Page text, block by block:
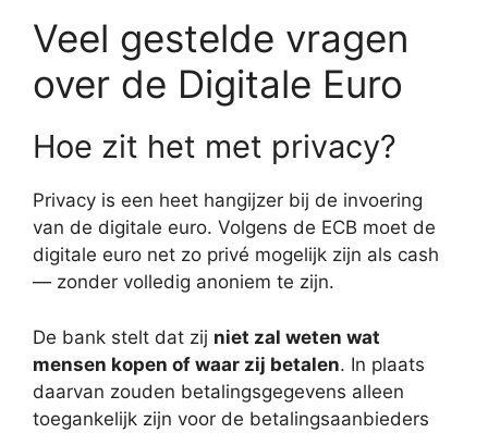
Veel gestelde vragen
over de Digitale Euro
Hoe zit het met privacy?
Privacy is een heet hangijzer bij de invoering
van de digitale euro. Volgens de ECB moet de
digitale euro net zo privé mogelijk zijn als cash
— zonder volledig anoniem te zijn.
De bank stelt dat zij niet zal weten wat
mensen kopen of waar zij betalen. In plaats
daarvan zouden betalingsgegevens alleen
toegankelijk zijn voor de betalingsaanbieders